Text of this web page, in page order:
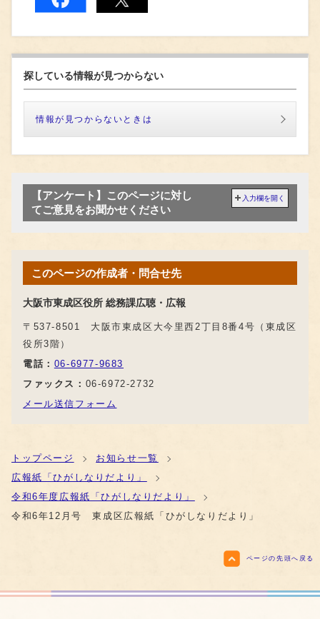
探している情報が見つからない
情報が見つからないときは
【アンケート】このページに対し
てご意見をお聞かせください
入力欄を開く
このページの作成者・問合せ先
大阪市東成区役所 総務課広聴・広報
〒537-8501 大阪市東成区大今里西2丁目8番4号（東成区
役所3階）
電話： 06-6977-9683
ファックス： 06-6972-2732
メール送信フォーム
トップページ
お知らせ一覧
広報紙「ひがしなりだより」
令和6年度広報紙「ひがしなりだより」
令和6年12月号 東成区広報紙「ひがしなりだより」
ページの先頭へ戻る